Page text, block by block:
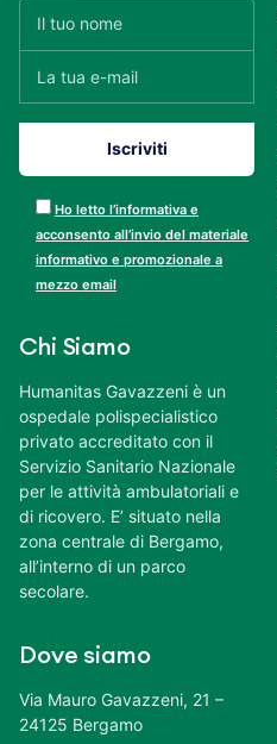
Ho letto l’informativa e
acconsento all’invio del materiale
informativo e promozionale a
mezzo email
Chi Siamo
Humanitas Gavazzeni è un
ospedale polispecialistico
privato accreditato con il
Servizio Sanitario Nazionale
per le attività ambulatoriali e
di ricovero. E’ situato nella
zona centrale di Bergamo,
all’interno di un parco
secolare.
Dove siamo
Via Mauro Gavazzeni, 21 –
24125 Bergamo